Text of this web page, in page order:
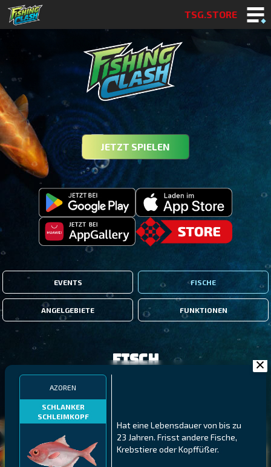
TSG.STORE
JETZT SPIELEN
EVENTS FISCHE
ANGELGEBIETE FUNKTIONEN
AZOREN
SCHLANKER
SCHLEIMKOPF
Hat eine Lebensdauer von bis zu
23 Jahren. Frisst andere Fische,
Krebstiere oder Kopffüßer.
Fisch
GESTRECKTER
SCHABEMUND-
NÖRDLICHE FJORDE GALAPAGOS-INSELN
MEXIKANISCHER